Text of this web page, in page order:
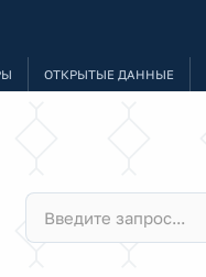
ОТКРЫТЫЕ ДАННЫЕ